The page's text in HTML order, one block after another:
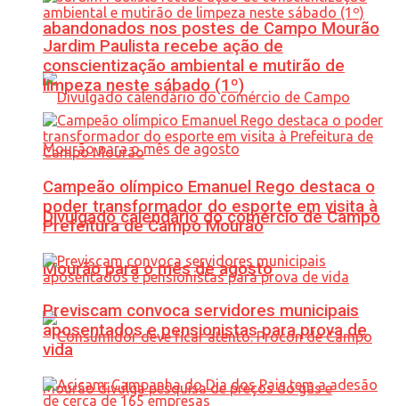
abandonados nos postes de Campo Mourão
Divulgado calendário do comércio de Campo
Mourão para o mês de agosto
Jardim Paulista recebe ação de
conscientização ambiental e mutirão de
limpeza neste sábado (1º)
Campeão olímpico Emanuel Rego destaca o
poder transformador do esporte em visita à
Prefeitura de Campo Mourão
Previscam convoca servidores municipais
aposentados e pensionistas para prova de
vida